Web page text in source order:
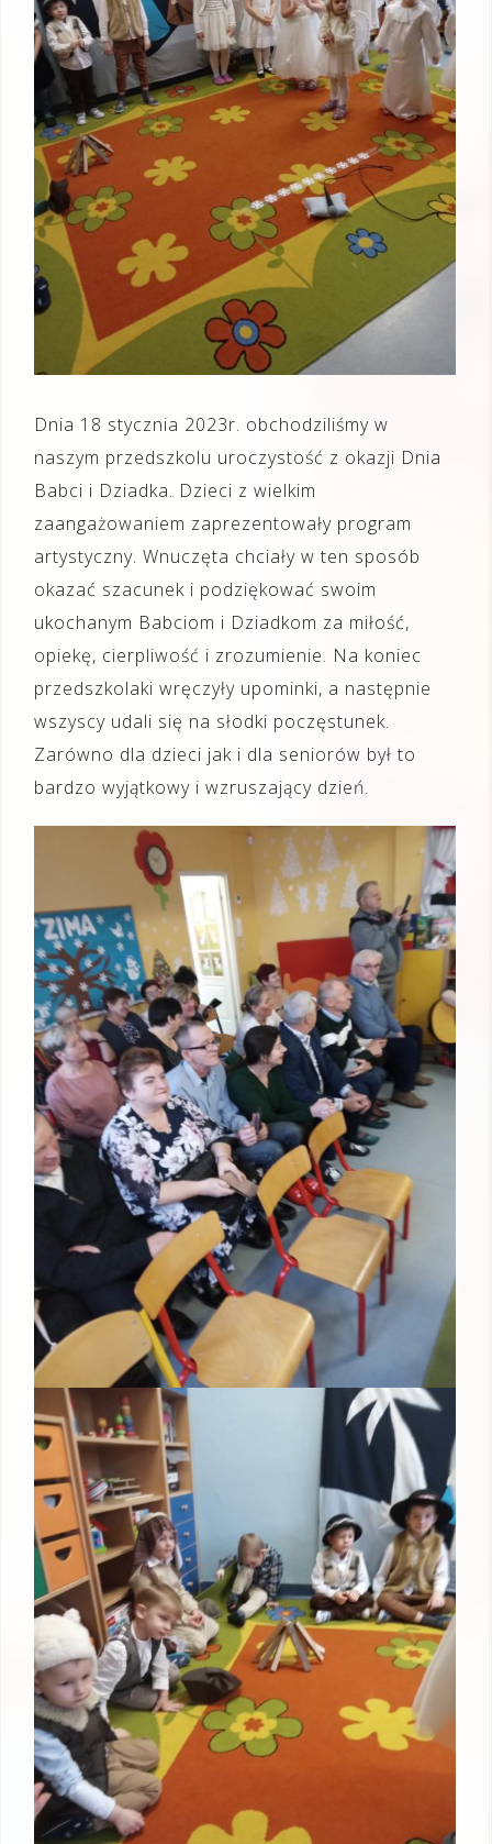
Dnia 18 stycznia 2023r. obchodziliśmy w
naszym przedszkolu uroczystość z okazji Dnia
Babci i Dziadka. Dzieci z wielkim
zaangażowaniem zaprezentowały program
artystyczny. Wnuczęta chciały w ten sposób
okazać szacunek i podziękować swoim
ukochanym Babciom i Dziadkom za miłość,
opiekę, cierpliwość i zrozumienie. Na koniec
przedszkolaki wręczyły upominki, a następnie
wszyscy udali się na słodki poczęstunek.
Zarówno dla dzieci jak i dla seniorów był to
bardzo wyjątkowy i wzruszający dzień.